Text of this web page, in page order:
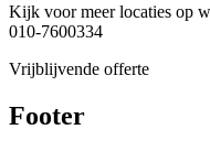
Kijk voor meer locaties op
010-7600334
Vrijblijvende offerte
Footer